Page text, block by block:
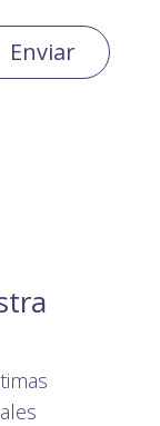
Enviar